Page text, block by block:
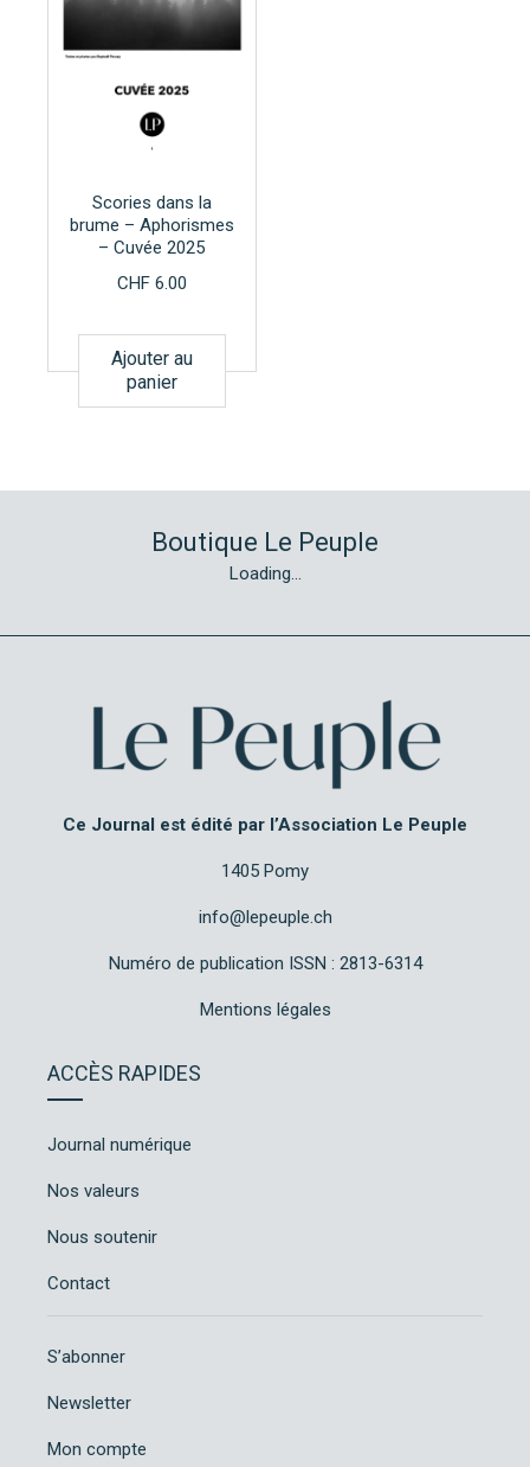
Scories dans la
brume – Aphorismes
– Cuvée 2025
CHF6.00
Ajouter au
panier
Boutique Le Peuple
Loading...
Ce Journal est édité par l’Association Le Peuple
1405 Pomy
info@lepeuple.ch
Numéro de publication ISSN : 2813-6314
Mentions légales
ACCÈS RAPIDES
Journal numérique
Nos valeurs
Nous soutenir
Contact
S’abonner
Newsletter
Mon compte